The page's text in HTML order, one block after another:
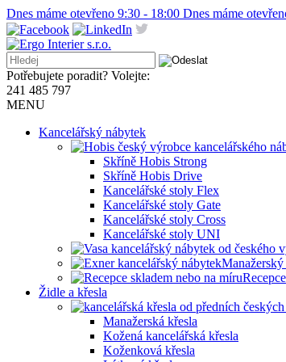
Dnes máme otevřeno 9:30 - 18:00 Dnes máme
Potřebujete poradit? Volejte:
241 485 797
MENU
Kancelářský nábytek
Skříně Hobis Strong
Skříně Hobis Drive
Kancelářské stoly Flex
Kancelářské stoly Gate
Kancelářské stoly Cross
Kancelářské stoly UNI
Recepce
Židle a křesla
Manažerská křesla
Kožená kancelářská křesla
Koženková křesla